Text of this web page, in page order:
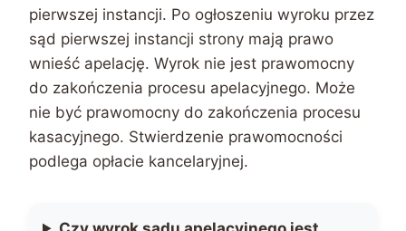
pierwszej instancji. Po ogłoszeniu wyroku przez
sąd pierwszej instancji strony mają prawo
wnieść apelację. Wyrok nie jest prawomocny
do zakończenia procesu apelacyjnego. Może
nie być prawomocny do zakończenia procesu
kasacyjnego. Stwierdzenie prawomocności
podlega opłacie kancelaryjnej.